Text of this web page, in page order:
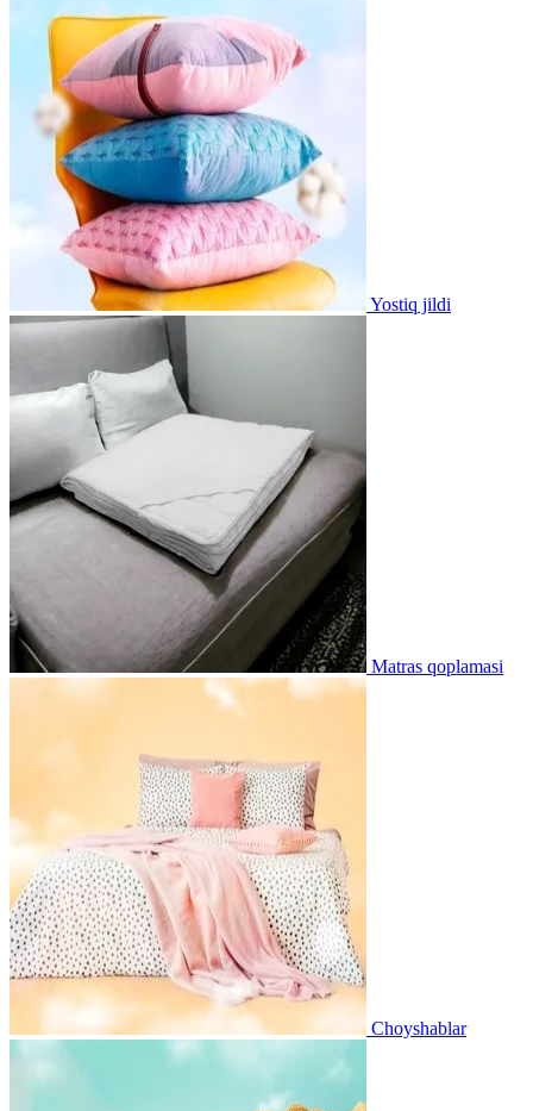
Yostiq jildi
Matras qoplamasi
Choyshablar